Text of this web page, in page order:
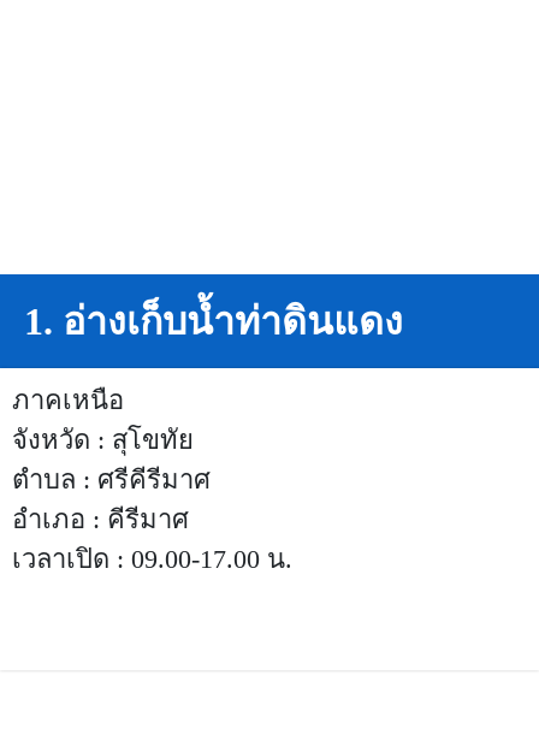
1. อ่างเก็บน้ำท่าดินแดง
ภาคเหนือ
จังหวัด : สุโขทัย
ตำบล : ศรีคีรีมาศ
อำเภอ : คีรีมาศ
เวลาเปิด : 09.00-17.00 น.